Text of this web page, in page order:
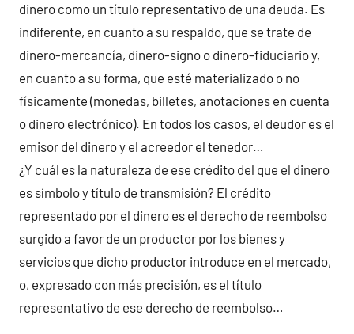
dinero como un título representativo de una deuda. Es
indiferente, en cuanto a su respaldo, que se trate de
dinero-mercancía, dinero-signo o dinero-fiduciario y,
en cuanto a su forma, que esté materializado o no
físicamente (monedas, billetes, anotaciones en cuenta
o dinero electrónico). En todos los casos, el deudor es el
emisor del dinero y el acreedor el tenedor…
¿Y cuál es la naturaleza de ese crédito del que el dinero
es símbolo y título de transmisión? El crédito
representado por el dinero es el derecho de reembolso
surgido a favor de un productor por los bienes y
servicios que dicho productor introduce en el mercado,
o, expresado con más precisión, es el título
representativo de ese derecho de reembolso…